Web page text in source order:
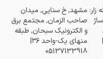
زار: مشهد, خ سنایی, میدان
صاحب الزمان, مجتمع برق
و الکترونیک سبحان, طبقه
منهای یک-واحد ۳۶|
05137133918